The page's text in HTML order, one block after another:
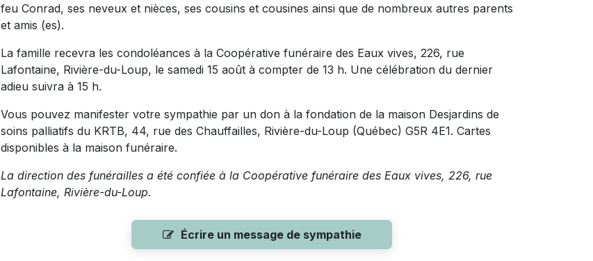
feu Conrad, ses neveux et nièces, ses cousins et cousines ainsi que de nombreux autres parents
et amis (es).
La famille recevra les condoléances à la Coopérative funéraire des Eaux vives, 226, rue
Lafontaine, Rivière-du-Loup, le samedi 15 août à compter de 13 h. Une célébration du dernier
adieu suivra à 15 h.
Vous pouvez manifester votre sympathie par un don à la fondation de la maison Desjardins de
soins palliatifs du KRTB, 44, rue des Chauffailles, Rivière-du-Loup (Québec) G5R 4E1. Cartes
disponibles à la maison funéraire.
La direction des funérailles a été confiée à la Coopérative funéraire des Eaux vives, 226, rue
Lafontaine, Rivière-du-Loup.
Écrire un message de sympathie